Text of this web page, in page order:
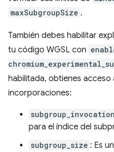
maxSubgroupSize .
También debes habilitar
tu código WGSL con
habilitada, obtienes acceso
incorporaciones:
para el índice del
subgroup_size : Es